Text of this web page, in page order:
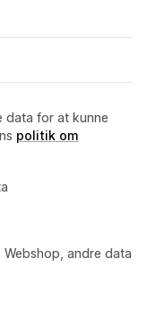
data for at kunne
politik om
andre data